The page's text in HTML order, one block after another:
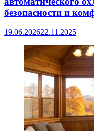
безопасности и
19.06.202622.11.2025